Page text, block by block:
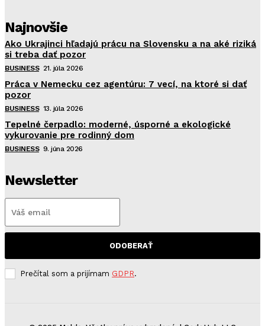
Najnovšie
Ako Ukrajinci hľadajú prácu na Slovensku a na aké riziká
si treba dať pozor
BUSINESS 21. júla 2026
Práca v Nemecku cez agentúru: 7 vecí, na ktoré si dať
pozor
BUSINESS 13. júla 2026
Tepelné čerpadlo: moderné, úsporné a ekologické
vykurovanie pre rodinný dom
BUSINESS 9. júna 2026
Newsletter
ODOBERAŤ
Prečítal som a prijímam GDPR.